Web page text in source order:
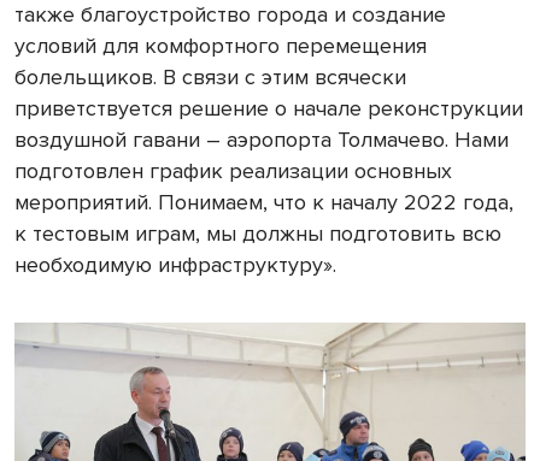
также благоустройство города и создание
условий для комфортного перемещения
болельщиков. В связи с этим всячески
приветствуется решение о начале реконструкции
воздушной гавани – аэропорта Толмачево. Нами
подготовлен график реализации основных
мероприятий. Понимаем, что к началу 2022 года,
к тестовым играм, мы должны подготовить всю
необходимую инфраструктуру».